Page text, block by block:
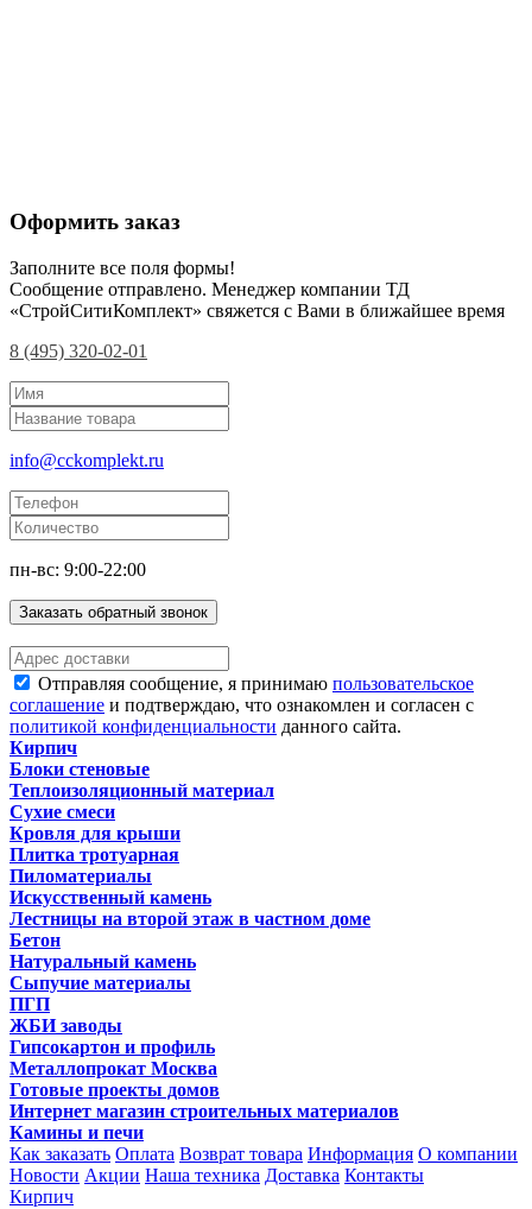
Оформить заказ
Заполните все поля формы!
Сообщение отправлено. Менеджер компании ТД
«СтройСитиКомплект» свяжется с Вами в ближайшее время
8 (495) 320-02-01
info@cckomplekt.ru
пн-вс: 9:00-22:00
Заказать обратный звонок
Отправляя сообщение, я принимаю пользовательское
соглашение и подтверждаю, что ознакомлен и согласен с
политикой конфиденциальности данного сайта.
Кирпич
Блоки стеновые
Теплоизоляционный материал
Сухие смеси
Кровля для крыши
Плитка тротуарная
Пиломатериалы
Искусственный камень
Лестницы на второй этаж в частном доме
Бетон
Натуральный камень
Сыпучие материалы
ПГП
ЖБИ заводы
Гипсокартон и профиль
Металлопрокат Москва
Готовые проекты домов
Интернет магазин строительных материалов
Камины и печи
Как заказать Оплата Возврат товара Информация О компании
Новости Акции Наша техника Доставка Контакты
Кирпич